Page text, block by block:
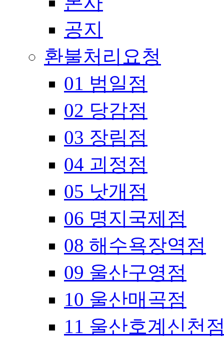
공지
환불처리요청
01 범일점
02 당감점
03 장림점
04 괴정점
05 낫개점
06 명지국제점
08 해수욕장역점
09 울산구영점
10 울산매곡점
11 울산호계신천